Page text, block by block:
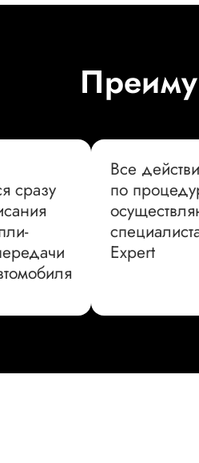
сразу
Все
по
Expert